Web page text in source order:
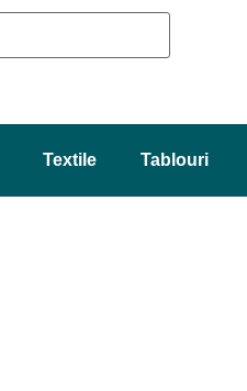
Textile Tablouri